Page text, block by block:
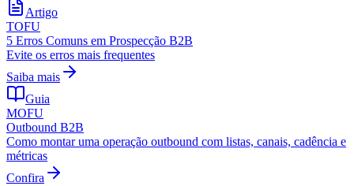
Artigo
TOFU
5 Erros Comuns em Prospecção B2B
Evite os erros mais frequentes
Saiba mais
Guia
MOFU
Outbound B2B
Como montar uma operação outbound com listas, canais, cadência e
métricas
Confira